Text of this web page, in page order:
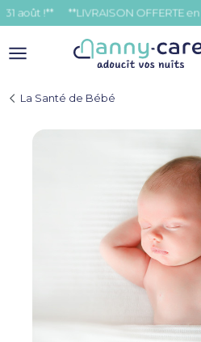
!**
La Santé de Bébé